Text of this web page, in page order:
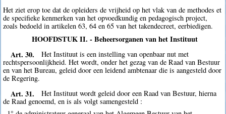
Het ziet erop toe dat de opleiders de vrijheid op het vlak van de methodes et
de specifieke kenmerken van het opvoedkundig en pedagogisch project,
zoals bedoeld in artikelen 63, 64 en 65 van het takendecreet, eerbiedigen.
HOOFDSTUK II. - Beheersorganen van het Instituut
Art. 30.
Het Instituut is een instelling van openbaar nut met
rechtspersoonlijkheid. Het wordt, onder het gezag van de Raad van Bestuur
en van het Bureau, geleid door een leidend ambtenaar die is aangesteld door
de Regering.
Art. 31.
Het Instituut wordt geleid door een Raad van Bestuur, hierna
de Raad genoemd, en is als volgt samengesteld :